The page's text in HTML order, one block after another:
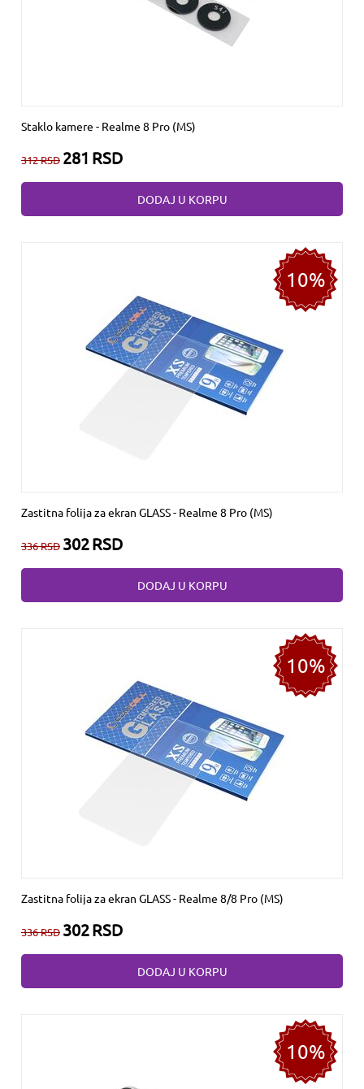
Staklo kamere - Realme 8 Pro (MS)
312RSD 281 RSD
DODAJ U KORPU
10%
Zastitna folija za ekran GLASS - Realme 8 Pro (MS)
336RSD 302RSD
DODAJ U KORPU
10%
Zastitna folija za ekran GLASS - Realme 8/8 Pro (MS)
336RSD 302RSD
DODAJ U KORPU
10%